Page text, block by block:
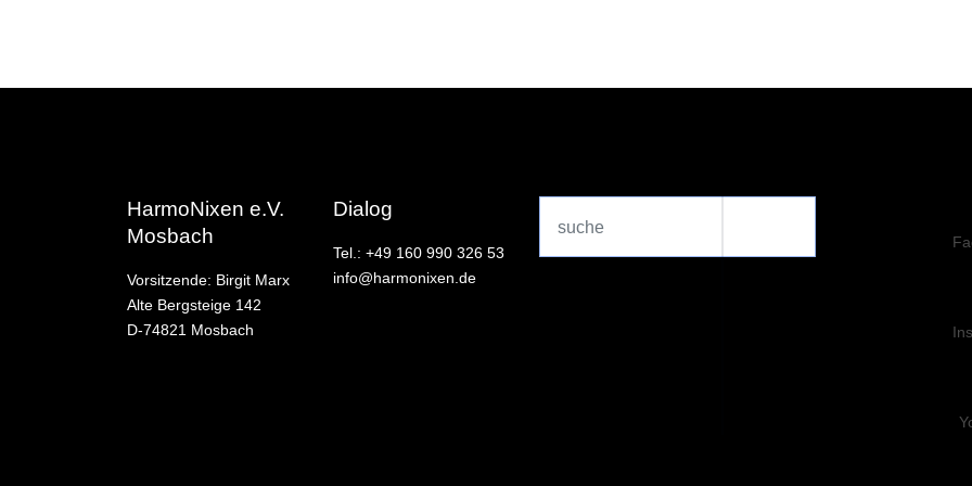
HarmoNixen e.V.
Mosbach
Vorsitzende: Birgit Marx
Alte Bergsteige 142
D-74821 Mosbach
Dialog
Tel.: +49 160 990 326 53
info@harmonixen.de